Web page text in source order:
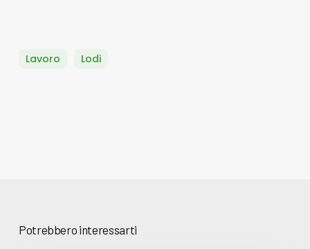
Lavoro Lodi
Potrebbero interessarti